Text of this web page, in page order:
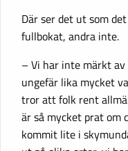
Där ser det ut som
fullbokat, andra inte.
– Vi har inte märkt
ungefär lika mycket
tror att folk rent
är så mycket prat om
kommit lite i